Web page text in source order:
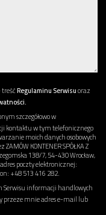
treśćRegulaminu Serwisuoraz
szczegółowo w
kontaktu w tym telefonicznego
moich danych osobowych
KONTENER SPÓŁKA Z
138/7, 54-430 Wrocław,
poczty elektronicznej:
+48 513 416 282.
informacji handlowych
przeze mnie adres e-mail lub